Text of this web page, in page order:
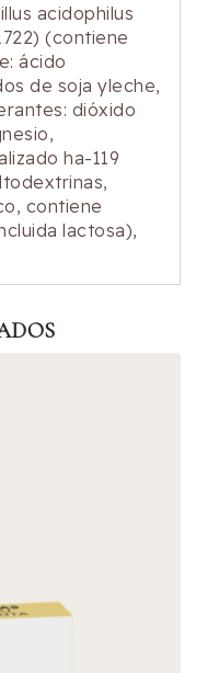
acidophilus
(contiene
ácido
de soja yleche,
dióxido
ha-119
contiene
lactosa),